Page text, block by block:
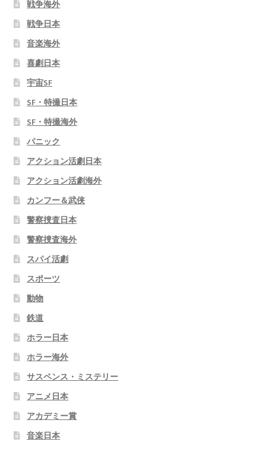
戦争海外
戦争日本
音楽海外
喜劇日本
宇宙SF
SF・特撮日本
SF・特撮海外
パニック
アクション活劇日本
アクション活劇海外
カンフー＆武侠
警察捜査日本
警察捜査海外
スパイ活劇
スポーツ
動物
鉄道
ホラー日本
ホラー海外
サスペンス・ミステリー
アニメ日本
アカデミー賞
音楽日本